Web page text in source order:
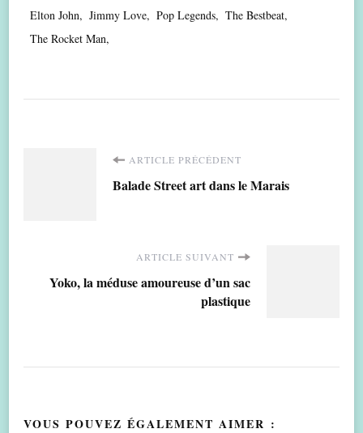
Elton John
Jimmy Love Pop Legends
The Bestbeat
The Rocket Man
NavigationARTICLE PRÉCÉDENT
Balade Street art dans le Marais
ARTICLE SUIVANT
Yoko, la méduse amoureuse d’un sac
plastique
VOUS POUVEZ ÉGALEMENT AIMER :